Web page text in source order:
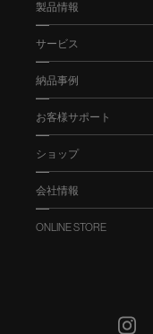
製品情報
サービス
納品事例
お客様サポート
ショップ
会社情報
ONLINE STORE